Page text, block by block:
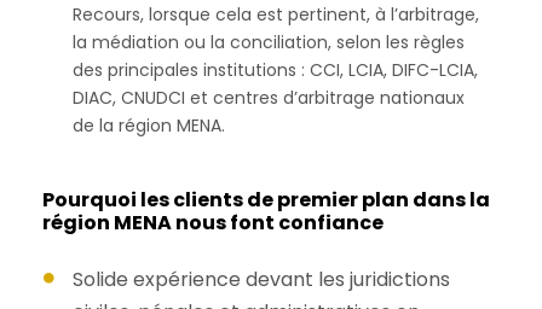
Recours, lorsque cela est pertinent, à l’arbitrage,
la médiation ou la conciliation, selon les règles
des principales institutions : CCI, LCIA, DIFC-LCIA,
DIAC, CNUDCI et centres d’arbitrage nationaux
de la région MENA.
Pourquoi les clients de premier plan dans la
région MENA nous font confiance
Solide expérience devant les juridictions